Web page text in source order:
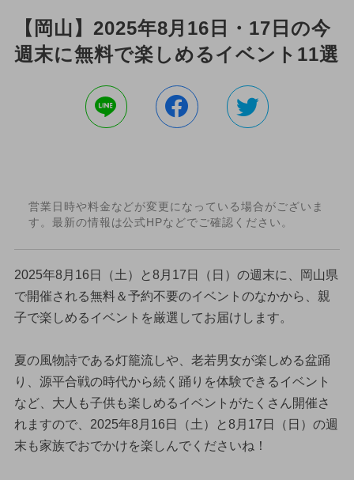
【岡山】2025年8月16日・17日の今
週末に無料で楽しめるイベント11選
営業日時や料金などが変更になっている場合がございま
す。最新の情報は公式HPなどでご確認ください。
2025年8月16日（土）と8月17日（日）の週末に、岡山県
で開催される無料＆予約不要のイベントのなかから、親
子で楽しめるイベントを厳選してお届けします。
夏の風物詩である灯籠流しや、老若男女が楽しめる盆踊
り、源平合戦の時代から続く踊りを体験できるイベント
など、大人も子供も楽しめるイベントがたくさん開催さ
れますので、2025年8月16日（土）と8月17日（日）の週
末も家族でおでかけを楽しんでくださいね！